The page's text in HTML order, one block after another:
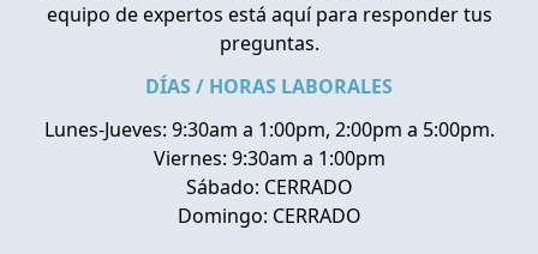
equipo de expertos está aquí para responder tus
preguntas.
DÍAS / HORAS LABORALES
Lunes-Jueves: 9:30am a 1:00pm, 2:00pm a 5:00pm.
Viernes: 9:30am a 1:00pm
Sábado: CERRADO
Domingo: CERRADO